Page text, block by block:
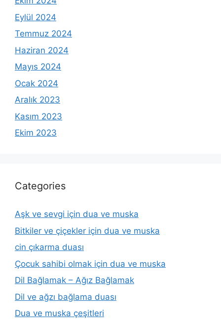
Eylül 2024
Temmuz 2024
Haziran 2024
Mayıs 2024
Ocak 2024
Aralık 2023
Kasım 2023
Ekim 2023
Categories
Aşk ve sevgi için dua ve muska
Bitkiler ve çiçekler için dua ve muska
cin çıkarma duası
Çocuk sahibi olmak için dua ve muska
Dil Bağlamak – Ağız Bağlamak
Dil ve ağzı bağlama duası
Dua ve muska çeşitleri